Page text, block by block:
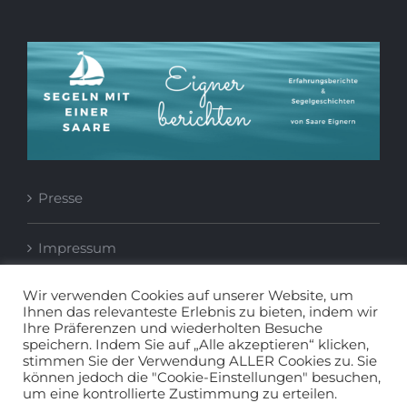
Presse
Impressum
Datenschutzerklärung
Wir verwenden Cookies auf unserer Website, um
Ihnen das relevanteste Erlebnis zu bieten, indem wir
Ihre Präferenzen und wiederholten Besuche
speichern. Indem Sie auf „Alle akzeptieren“ klicken,
stimmen Sie der Verwendung ALLER Cookies zu. Sie
können jedoch die "Cookie-Einstellungen" besuchen,
um eine kontrollierte Zustimmung zu erteilen.